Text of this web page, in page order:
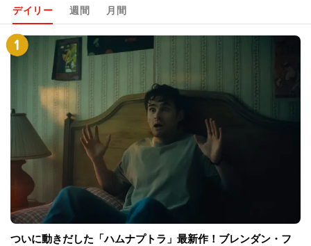
デイリー 週間 月間
ついに動きだした「ハムナプトラ」最新作！ブレンダン・フ